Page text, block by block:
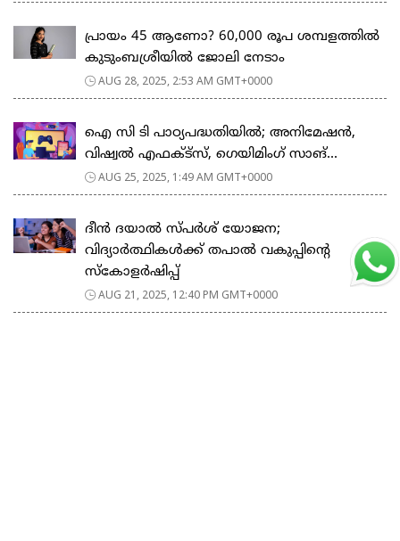
പ്രായം 45 ആണോ? 60,000 രൂപ ശമ്പളത്തിൽ
കുടുംബശ്രീയില്‍ ജോലി നേടാം
AUG 28, 2025, 2:53 AM GMT+0000
ഐ സി ടി പാഠ്യപദ്ധതിയില്‍; അനിമേഷൻ,
വിഷ്വൽ എഫക്ട്‌സ്, ഗെയിമിംഗ് സാങ്...
AUG 25, 2025, 1:49 AM GMT+0000
ദീൻ ദയാൽ സ്പർശ് യോജന;
വിദ്യാർത്ഥികൾക്ക് തപാൽ വകുപ്പിന്റെ
സ്കോളർഷിപ്പ്
AUG 21, 2025, 12:40 PM GMT+0000